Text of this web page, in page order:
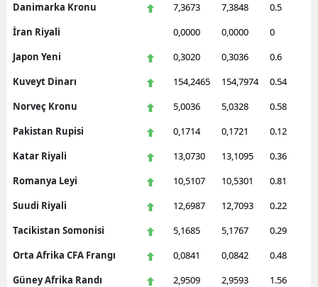
Danimarka Kronu
7,3673 7,3848
0.5
İran Riyali
0,0000 0,0000
0
Japon Yeni
0,3020 0,3036
0.6
Kuveyt Dinarı
154,2465 154,7974
0.54
Norveç Kronu
5,0036 5,0328
0.58
Pakistan Rupisi
0,1714 0,1721
0.12
Katar Riyali
13,0730 13,1095
0.36
Romanya Leyi
10,5107 10,5301
0.81
Suudi Riyali
12,6987 12,7093
0.22
Tacikistan Somonisi
5,1685 5,1767
0.29
Orta Afrika CFA Frangı
0,0841 0,0842
0.48
Güney Afrika Randı
2,9509 2,9593 1.56